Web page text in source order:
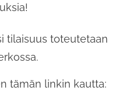
tilaisuus toteutetaan
tämän linkin kautta: